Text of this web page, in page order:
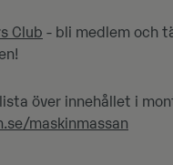
Club - bli medlem och
över innehållet i
maskinmassan